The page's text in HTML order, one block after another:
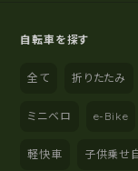
自転車を探す
全て 折りたたみ
ミニベロ e-Bike
軽快車 子供乗せ